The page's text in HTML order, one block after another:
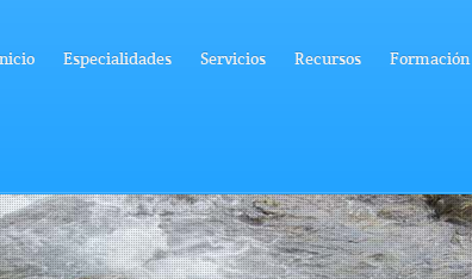
Especialidades Servicios Recursos Formación